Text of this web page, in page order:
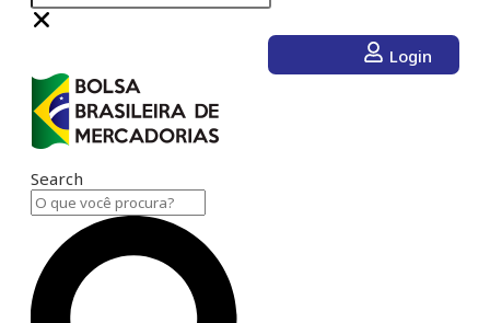
Login
Search